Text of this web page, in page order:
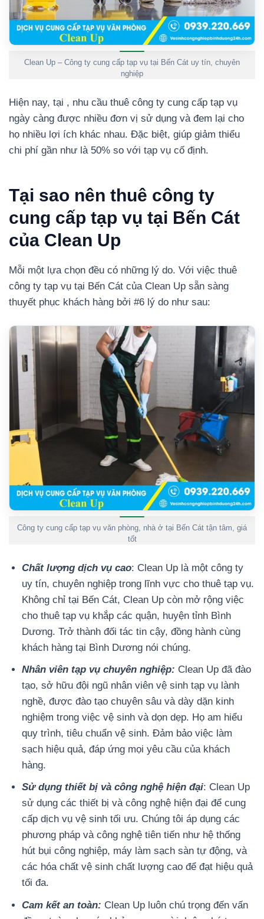
Clean Up – Công ty cung cấp tạp vụ tại Bến Cát uy tín, chuyên
nghiệp
Hiện nay, tại , nhu cầu thuê công ty cung cấp tạp vụ
ngày càng được nhiều đơn vị sử dụng và đem lại cho
họ nhiều lợi ích khác nhau. Đặc biệt, giúp giảm thiểu
chi phí gần như là 50% so với tạp vụ cố định.
Tại sao nên thuê công ty
cung cấp tạp vụ tại Bến Cát
của Clean Up
Mỗi một lựa chọn đều có những lý do. Với việc thuê
công ty tạp vụ tại Bến Cát của Clean Up sẵn sàng
thuyết phục khách hàng bởi #6 lý do như sau:
Công ty cung cấp tạp vụ văn phòng, nhà ở tại Bến Cát tận tâm, giá
tốt
Chất lượng dịch vụ cao: Clean Up là một công ty
uy tín, chuyên nghiệp trong lĩnh vực cho thuê tạp vụ.
Không chỉ tại Bến Cát, Clean Up còn mở rộng việc
cho thuê tạp vụ khắp các quận, huyện tỉnh Bình
Dương. Trở thành đối tác tin cậy, đồng hành cùng
khách hàng tại Bình Dương nói chúng.
Nhân viên tạp vụ chuyên nghiệp: Clean Up đã đào
tạo, sở hữu đội ngũ nhân viên vệ sinh tạp vụ lành
nghề, được đào tạo chuyên sâu và dày dặn kinh
nghiệm trong việc vệ sinh và dọn dẹp. Họ am hiểu
quy trình, tiêu chuẩn vệ sinh. Đảm bảo việc làm
sạch hiệu quả, đáp ứng mọi yêu cầu của khách
hàng.
Sử dụng thiết bị và công nghệ hiện đại: Clean Up
sử dụng các thiết bị và công nghệ hiện đại để cung
cấp dịch vụ vệ sinh tối ưu. Chúng tôi áp dụng các
phương pháp và công nghệ tiên tiến như hệ thống
hút bụi công nghiệp, máy làm sạch sàn tự động, và
các hóa chất vệ sinh chất lượng cao để đạt hiệu quả
tối đa.
Cam kết an toàn: Clean Up luôn chú trọng đến vấn